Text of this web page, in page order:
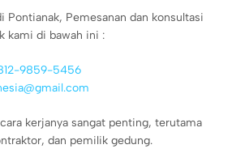
Pontianak, Pemesanan dan konsultasi
kami di bawah ini :
9859-5456
kerjanya sangat penting, terutama
dan pemilik gedung.